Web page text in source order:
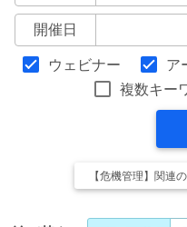
開催日
ウェビナー ア
複数キー
【危機管理】関連